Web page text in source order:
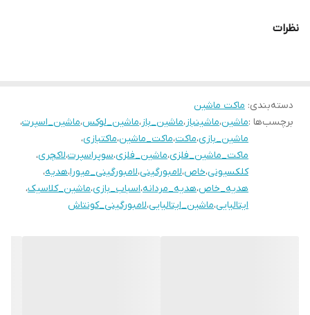
نظرات
دسته‌بندی: ماکت ماشین
برچسب‌ها :ماشین،ماشینباز،ماشین_باز،ماشین_لوکس،ماشین_اسپرت،
ماشین_بازی،ماکت،ماکت_ماشین،ماکتبازی،
ماکت_ماشین_فلزی،ماشین_فلزی،سوپراسپرت،لاکچری،
کلکسیونی،خاص،لامبورگینی،لامبورگینی_میورا،هدیه،
هدیه_خاص،هدیه_مردانه،اسباب_بازی،ماشین_کلاسیک،
ایتالیایی،ماشین_ایتالیایی،لامبورگینی_کونتاش